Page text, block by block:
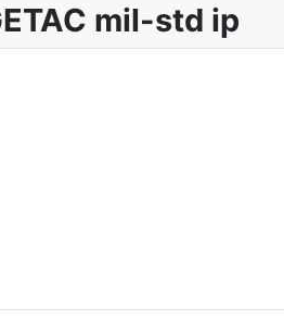
mil-std ip